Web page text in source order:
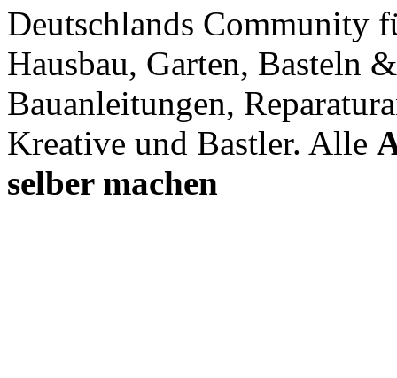
Deutschlands Community
Hausbau, Garten, Basteln
Bauanleitungen,
Kreative und Bastler. Alle
selber machen